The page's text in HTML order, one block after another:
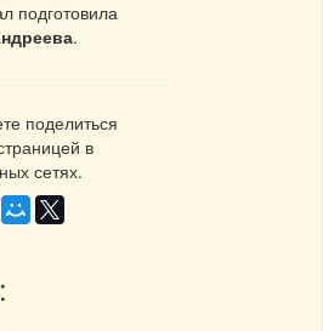
подготовила
.
поделиться
в
сетях.